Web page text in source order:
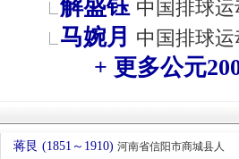
解盛钰 中国排球运
马婉月 中国排球运
+ 更多公元
蒋艮 (1851～1910) 河南省信阳市商城县人